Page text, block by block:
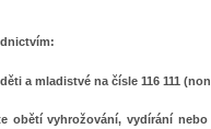
a mladistvé na čísle 116 111
obětí vyhrožování, vydírání